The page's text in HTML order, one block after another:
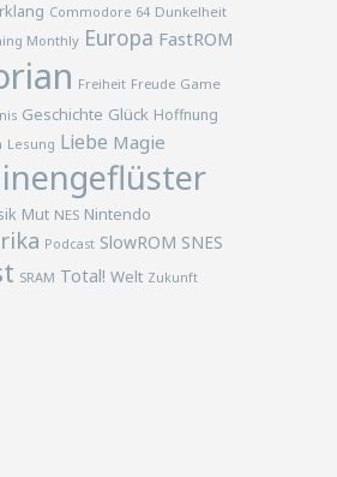
Commodore 64 Dunkelheit
Monthly Europa FastROM
Freiheit Freude Game
Geschichte Glück Hoffnung
Lesung Liebe Magie
Mut NES Nintendo
Podcast SlowROM SNES
SRAM Total! Welt Zukunft